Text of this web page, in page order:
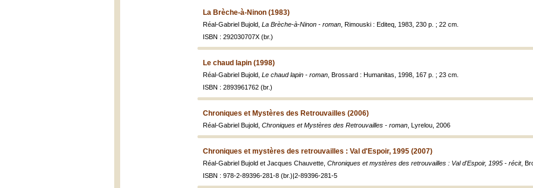
La Brèche-à-Ninon (1983)
Réal-Gabriel Bujold, La Brèche-à-Ninon - roman , Rimouski : Editeq, 1983, 230 p. ; 22 cm.
ISBN : 292030707X (br.)
Le chaud lapin (1998)
Réal-Gabriel Bujold, Le chaud lapin - roman , Brossard : Humanitas, 1998, 167 p. ; 23 cm.
ISBN : 2893961762 (br.)
Chroniques et Mystères des Retrouvailles (2006)
Réal-Gabriel Bujold, Chroniques et Mystères des Retrouvailles - roman , Lyrelou, 2006
Chroniques et mystères des retrouvailles : Val d'Espoir, 1995 (2007)
Réal-Gabriel Bujold et Jacques Chauvette, Chroniques et mystères des retrouvailles : Val d'Espoir, 1995 - récit,
ISBN : 978-2-89396-281-8 (br.)|2-89396-281-5